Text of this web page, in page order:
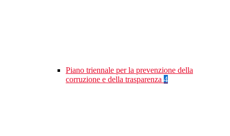
Piano triennale per la prevenzione della
corruzione e della trasparenza 4